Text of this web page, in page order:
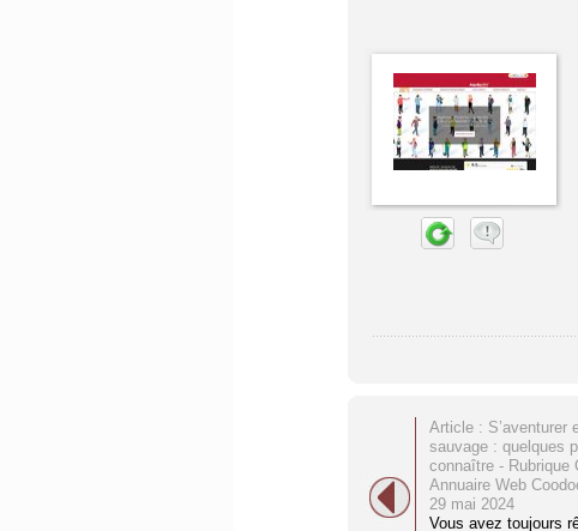
Article : S’aventurer
sauvage : quelques
connaître - Rubrique
Annuaire Web
29 mai 2024
Vous avez toujours